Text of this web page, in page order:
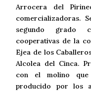
Arrocera del
comercializadoras.
segundo grado
cooperativas de la
Ejea de los
Alcolea del Cinca.
con el molino
producido por los